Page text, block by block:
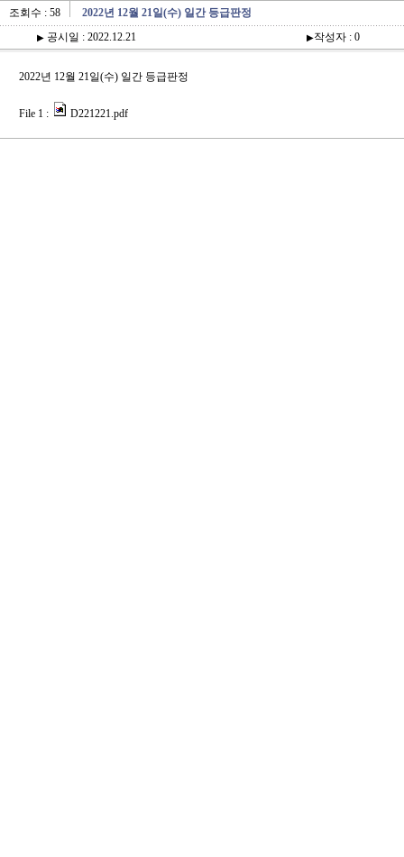
조회수 : 58 2022년 12월 21일(수) 일간 등급판정
▶ 공시일 : 2022.12.21 ▶작성자 : 0
2022년 12월 21일(수) 일간 등급판정
File 1 : D221221.pdf